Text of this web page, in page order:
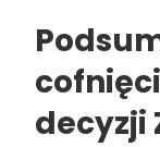
decyzji